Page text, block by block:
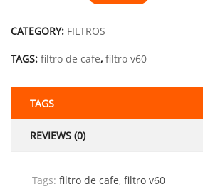
CATEGORY: FILTROS
TAGS: filtro de cafe, filtro v60
TAGS
REVIEWS (0)
Tags: filtro de cafe, filtro v60